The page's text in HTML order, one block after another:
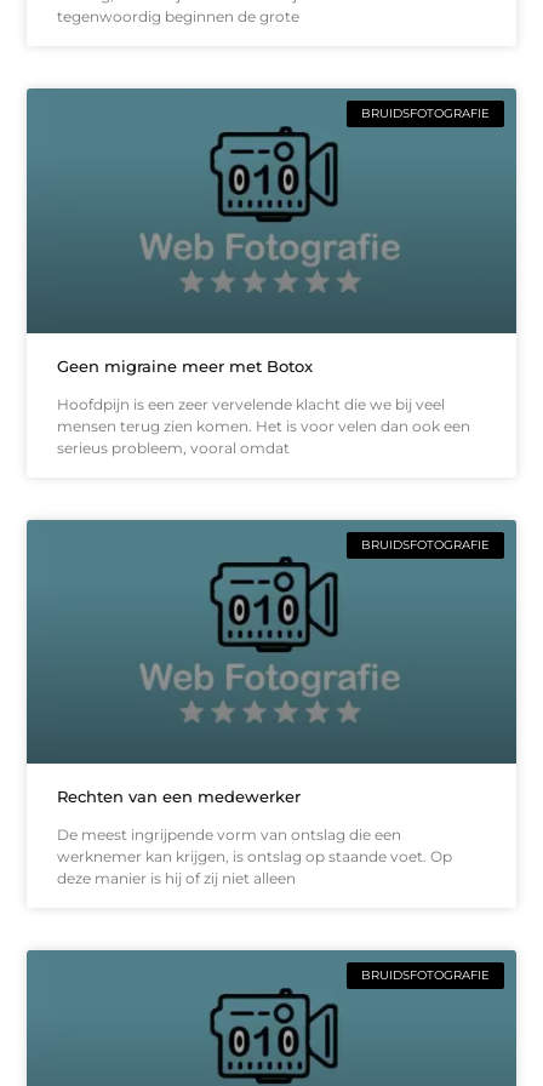
tegenwoordig beginnen de grote
BRUIDSFOTOGRAFIE
Geen migraine meer met Botox
Hoofdpijn is een zeer vervelende klacht die we bij veel
mensen terug zien komen. Het is voor velen dan ook een
serieus probleem, vooral omdat
BRUIDSFOTOGRAFIE
Rechten van een medewerker
De meest ingrijpende vorm van ontslag die een
werknemer kan krijgen, is ontslag op staande voet. Op
deze manier is hij of zij niet alleen
BRUIDSFOTOGRAFIE